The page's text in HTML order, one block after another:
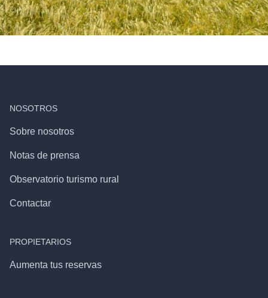
NOSOTROS
Sobre nosotros
Notas de prensa
Observatorio turismo rural
Contactar
PROPIETARIOS
Aumenta tus reservas